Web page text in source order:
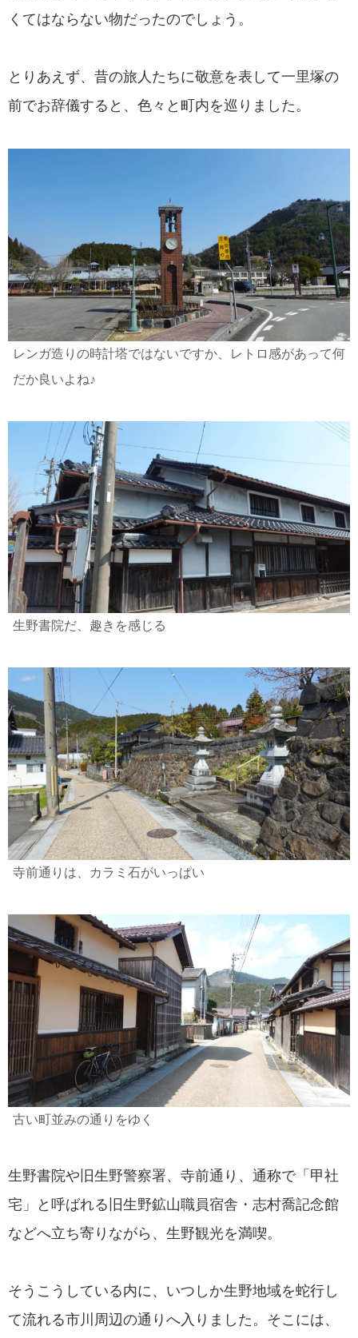
くてはならない物だったのでしょう。
とりあえず、昔の旅人たちに敬意を表して一里塚の
前でお辞儀すると、色々と町内を巡りました。
レンガ造りの時計塔ではないですか、レトロ感があって何
だか良いよね♪
生野書院だ、趣きを感じる
寺前通りは、カラミ石がいっぱい
古い町並みの通りをゆく
生野書院や旧生野警察署、寺前通り、通称で「甲社
宅」と呼ばれる旧生野鉱山職員宿舎・志村喬記念館
などへ立ち寄りながら、生野観光を満喫。
そうこうしている内に、いつしか生野地域を蛇行し
て流れる市川周辺の通りへ入りました。そこには、